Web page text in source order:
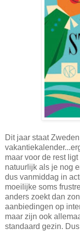
Dit jaar staat
maar voor de rest
natuurlijk als je nog
dus vanmiddag in
moeilijke soms
anders zoekt dan
aanbiedingen op
maar zijn ook
standaard gezin.